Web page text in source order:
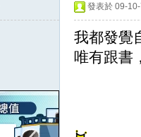
發表於 09-
我都發覺
唯有跟書